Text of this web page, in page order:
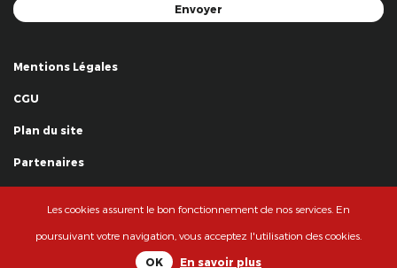
Mentions Légales
CGU
Plan du site
Partenaires
© La Grande Famille des Clowns - 2018
Les cookies assurent le bon fonctionnement de nos services. En
poursuivant votre navigation, vous acceptez l'utilisation des cookies.
OK En savoir plus